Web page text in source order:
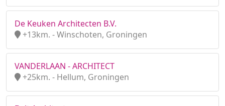
De Keuken Architecten B.V.
+13km. - Winschoten, Groningen
VANDERLAAN - ARCHITECT
+25km. - Hellum, Groningen